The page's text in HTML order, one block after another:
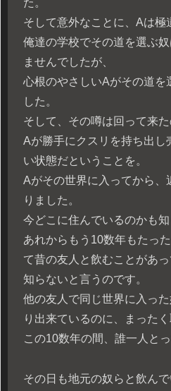
た。
そして意外なことに、Aは極
俺達の学校でその道を選ぶ
ませんでしたが、
心根のやさしいAがその道を
した。
そして、その噂は回って来た
Aが勝手にクスリを持ち出し
い状態だということを。
Aがその世界に入ってから、
りました。
今どこに住んでいるのかも知
あれからもう10数年もたっ
て昔の友人と飲むことがあ
知らないと言うのです。
他の友人で同じ世界に入っ
り出来ているのに、まった
この10数年の間、誰一人と
その日も地元の奴らと飲んで